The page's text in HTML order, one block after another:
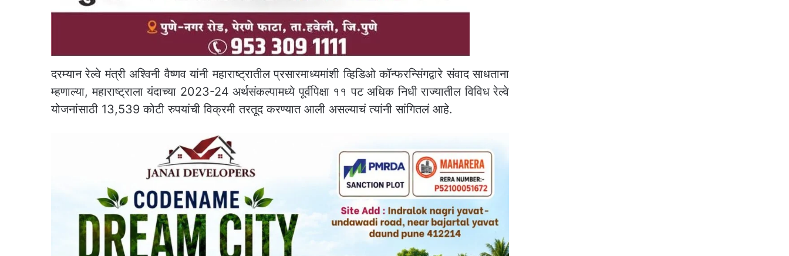
दरम्यान रेल्वे मंत्री अश्विनी वैष्णव यांनी महाराष्ट्रातील प्रसारमाध्यमांशी व्हिडिओ कॉन्फरन्सिंगद्वारे संवाद साधताना
म्हणाल्या, महाराष्ट्राला यंदाच्या 2023-24 अर्थसंकल्पामध्ये पूर्वीपेक्षा ११ पट अधिक निधी राज्यातील विविध रेल्वे
योजनांसाठी 13,539 कोटी रुपयांची विक्रमी तरतूद करण्यात आली असल्याचं त्यांनी सांगितलं आहे.